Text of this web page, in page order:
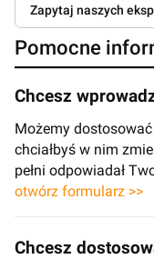
Zapytaj naszych
Pomocne
Chcesz
Możemy
chciałbyś w nim
pełni odpowiadał
otwórz formularz >>
Chcesz